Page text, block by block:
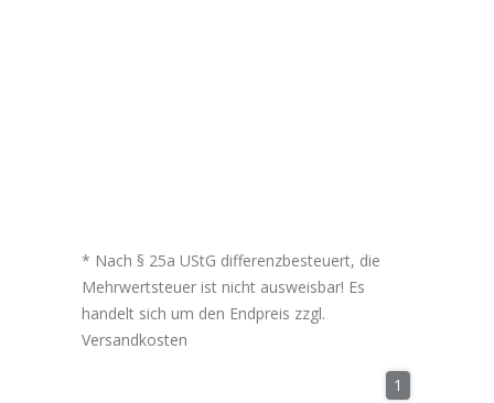
* Nach § 25a UStG differenzbesteuert, die
Mehrwertsteuer ist nicht ausweisbar! Es
handelt sich um den Endpreis zzgl.
Versandkosten
1